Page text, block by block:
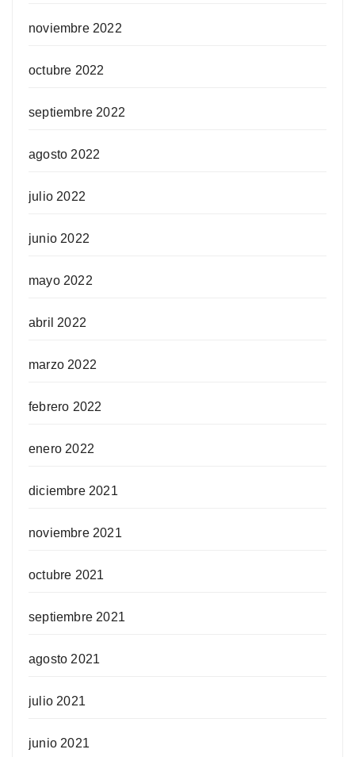
noviembre 2022
octubre 2022
septiembre 2022
agosto 2022
julio 2022
junio 2022
mayo 2022
abril 2022
marzo 2022
febrero 2022
enero 2022
diciembre 2021
noviembre 2021
octubre 2021
septiembre 2021
agosto 2021
julio 2021
junio 2021